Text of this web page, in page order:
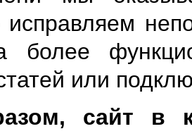
исправляем
более
или
сайт в